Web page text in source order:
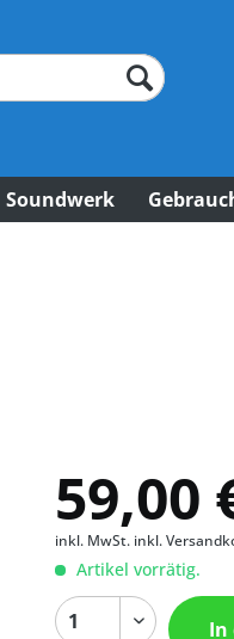
Soundwerk
59,00
inkl. MwSt. inkl.
Artikel vorrätig.
In